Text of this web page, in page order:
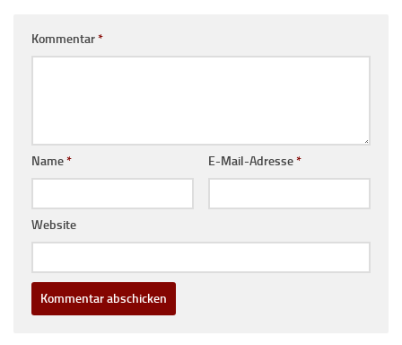
Kommentar*
Name* E-Mail-Adresse*
Website